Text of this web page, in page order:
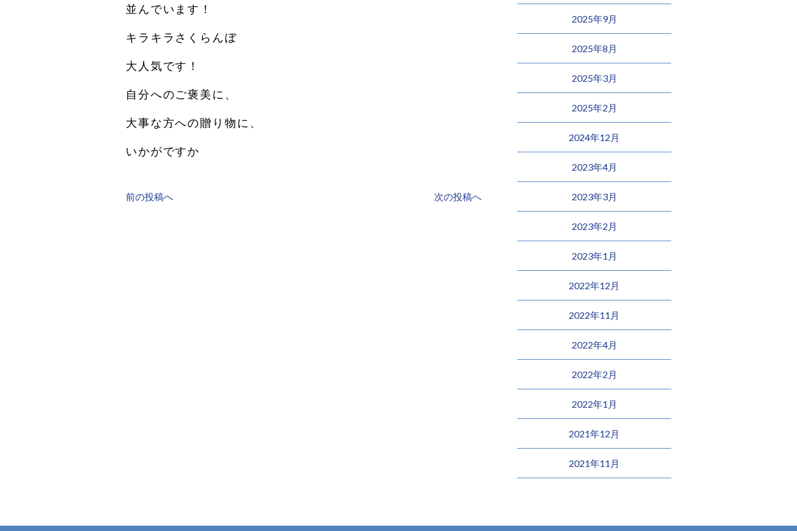
並んでいます！
キラキラさくらんぼ️
大人気です！
自分へのご褒美に、
大事な方への贈り物に、
いかがですか
前の投稿へ 次の投稿へ
2025年9月
2025年8月
2025年3月
2025年2月
2024年12月
2023年4月
2023年3月
2023年2月
2023年1月
2022年12月
2022年11月
2022年4月
2022年2月
2022年1月
2021年12月
2021年11月